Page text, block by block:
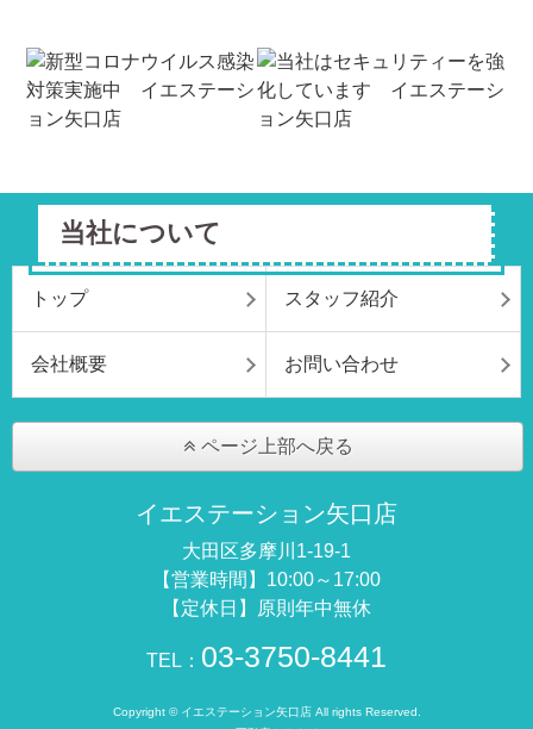
当社について
トップ スタッフ紹介
会社概要 お問い合わせ
ページ上部へ戻る
イエステーション矢口店
大田区多摩川1-19-1
【営業時間】10:00～17:00
【定休日】原則年中無休
TEL： 03-3750-8441
Copyright © イエステーション矢口店 All rights Reserved.